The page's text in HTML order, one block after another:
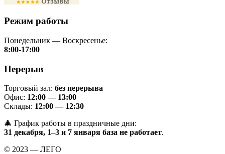
Режим работы
Понедельник — Воскресенье:
8:00-17:00
Перерыв
Торговый зал: без перерыва
Офис: 12:00 — 13:00
Склады: 12:00 — 12:30
🎄 График работы в праздничные дни:
31 декабря, 1–3 и 7 января база не работает.
© 2023 — ЛЕГО